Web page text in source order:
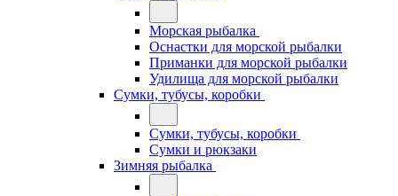
Морская рыбалка
Оснастки для морской рыбалки
Приманки для морской рыбалки
Удилища для морской рыбалки
Сумки, тубусы, коробки
Сумки, тубусы, коробки
Сумки и рюкзаки
Зимняя рыбалка